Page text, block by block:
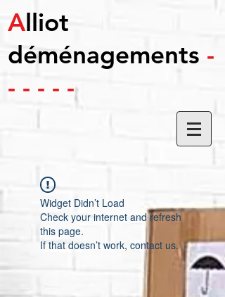
Alliot
déménagements -
- - - - -
Widget Didn’t Load
Check your internet and refresh
this page.
If that doesn’t work, contact us.